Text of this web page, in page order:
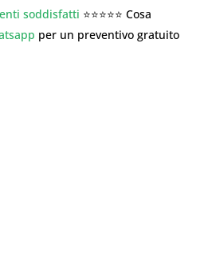
soddisfatti ⭐⭐⭐⭐⭐ Cosa
per un preventivo gratuito